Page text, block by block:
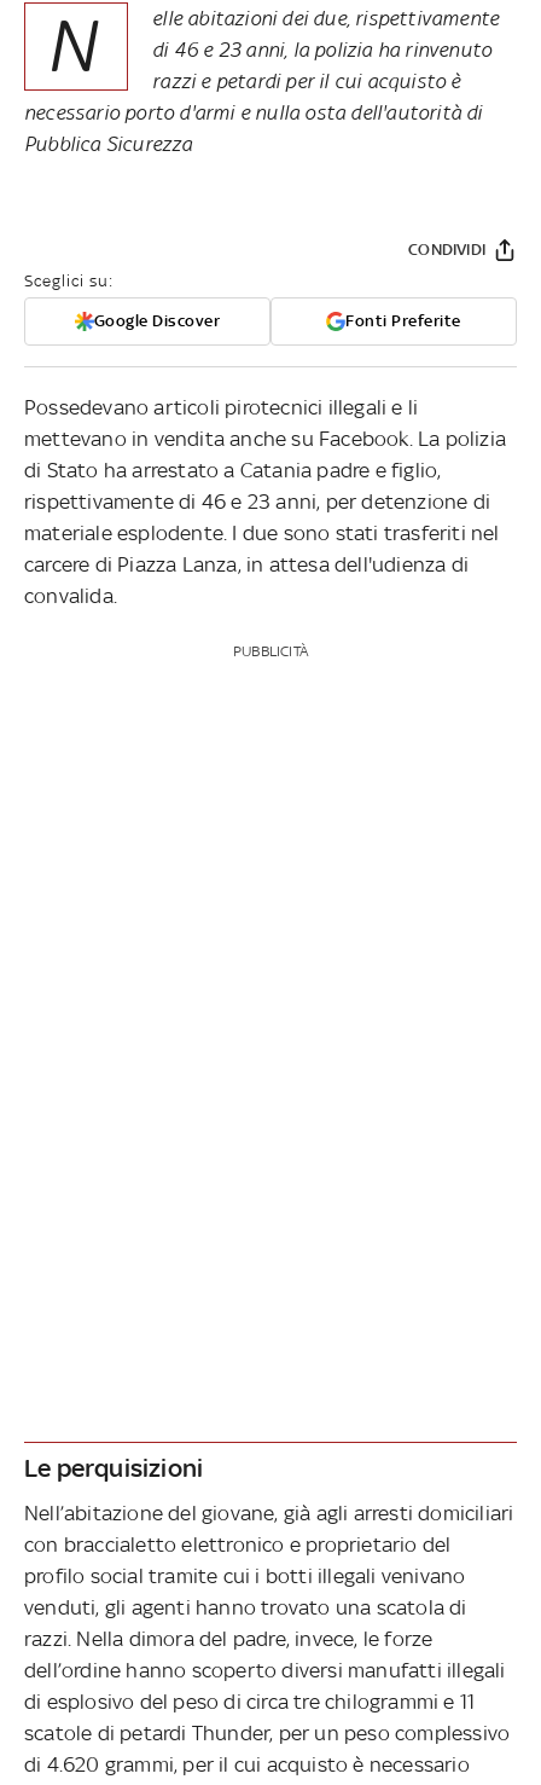
N
elle abitazioni dei due, rispettivamente
di 46 e 23 anni, la polizia ha rinvenuto
razzi e petardi per il cui acquisto è
necessario porto d'armi e nulla osta dell'autorità di
Pubblica Sicurezza
Sceglici su:
Google Discover Fonti Preferite
CONDIVIDI
Possedevano articoli pirotecnici illegali e li
mettevano in vendita anche su Facebook. La polizia
di Stato ha arrestato a Catania padre e figlio,
rispettivamente di 46 e 23 anni, per detenzione di
materiale esplodente. I due sono stati trasferiti nel
carcere di Piazza Lanza, in attesa dell'udienza di
convalida.
PUBBLICITÀ
Le perquisizioni
Nell’abitazione del giovane, già agli arresti domiciliari
con braccialetto elettronico e proprietario del
profilo social tramite cui i botti illegali venivano
venduti, gli agenti hanno trovato una scatola di
razzi. Nella dimora del padre, invece, le forze
dell’ordine hanno scoperto diversi manufatti illegali
di esplosivo del peso di circa tre chilogrammi e 11
scatole di petardi Thunder, per un peso complessivo
di 4.620 grammi, per il cui acquisto è necessario